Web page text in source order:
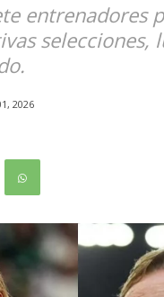
entrenadores
2026